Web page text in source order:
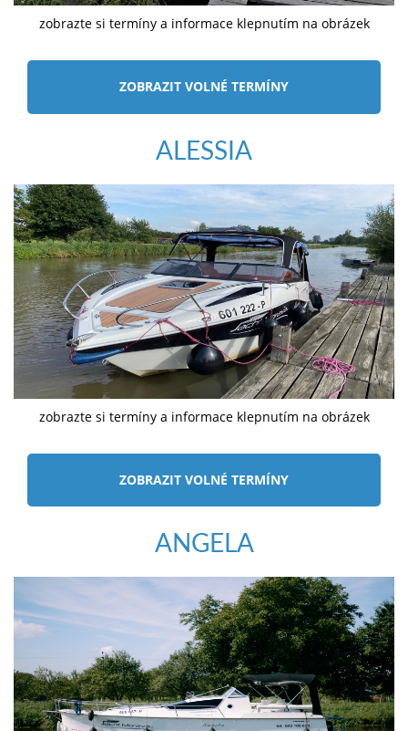
zobrazte si termíny a informace klepnutím na obrázek
ZOBRAZIT VOLNÉ TERMÍNY
ALESSIA
zobrazte si termíny a informace klepnutím na obrázek
ZOBRAZIT VOLNÉ TERMÍNY
ANGELA